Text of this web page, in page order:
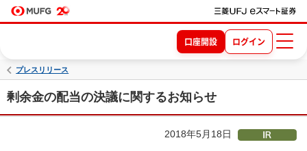
口座開設 ログイン
プレスリリース
剰余金の配当の決議に関するお知らせ
2018年5月18日